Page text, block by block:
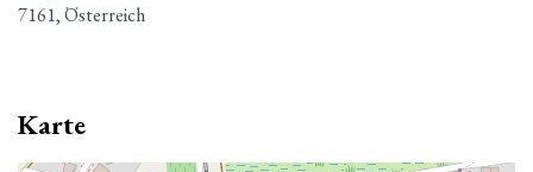
7161, Österreich
Karte